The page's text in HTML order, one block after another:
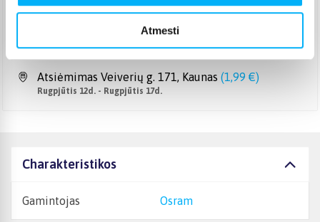
Atmesti
Rugpjūtis 12d. - Rugpjūtis 17d.
3,99 €)
Atsiėmimas Veiverių g. 171, Kaunas (1,99 €)
Rugpjūtis 12d. - Rugpjūtis 17d.
Charakteristikos
Gamintojas Osram